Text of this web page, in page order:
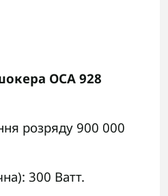
ОСА 928
розряду 900 000
300 Ватт.